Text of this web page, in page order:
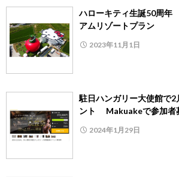
ハローキティ生誕50周年
アムリゾートプラン
2023年11月1日
駐日ハンガリー大使館で
ント Makuakeで参加者
2024年1月29日